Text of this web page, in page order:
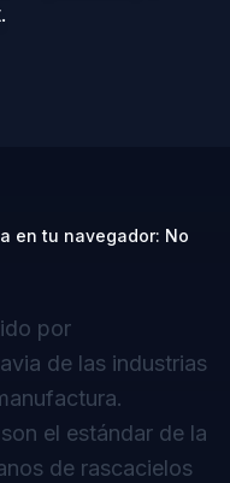
en tu navegador: No
por
de las industrias
el estándar de la
de rascacielos